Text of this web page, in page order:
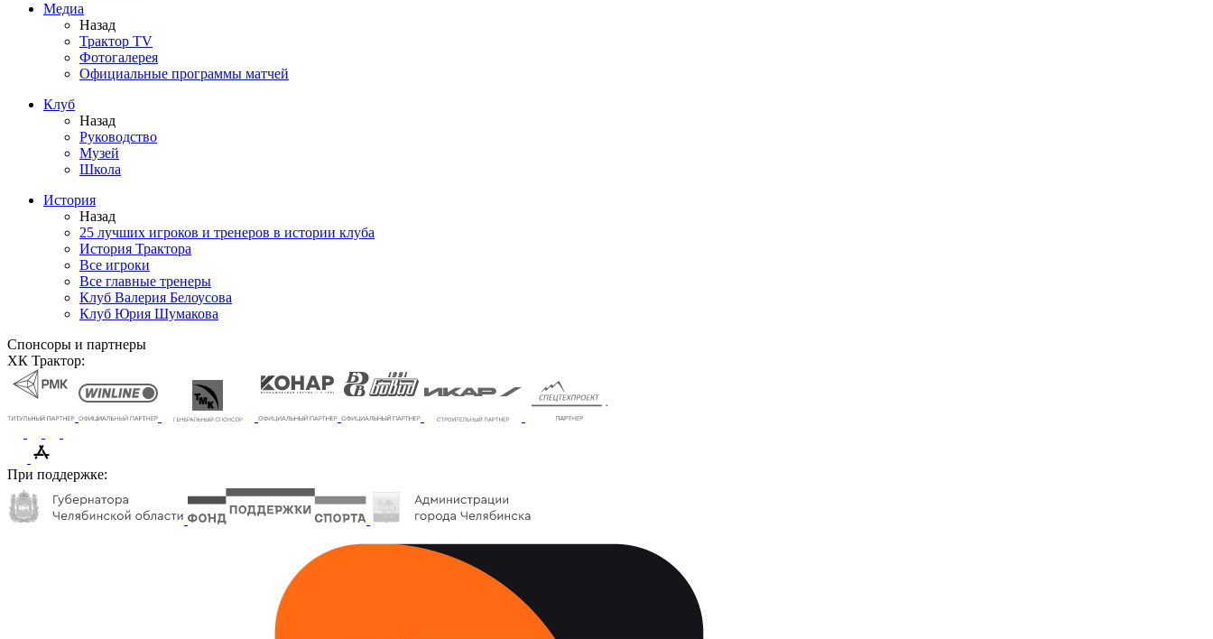
Медиа
Назад
Трактор TV
Фотогалерея
Официальные программы матчей
Клуб
Назад
Руководство
Музей
Школа
История
Назад
25 лучших игроков и тренеров в истории клуба
История Трактора
Все игроки
Все главные тренеры
Клуб Валерия Белоусова
Клуб Юрия Шумакова
Спонсоры и партнеры
ХК Трактор:
При поддержке: